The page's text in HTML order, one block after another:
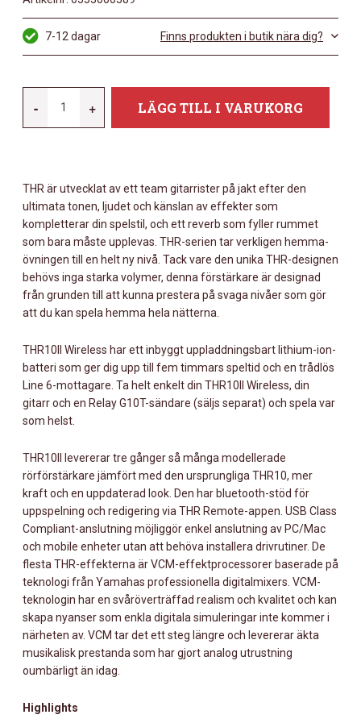
7-12 dagar Finns produkten i butik nära dig?
-
THR10II
+ LÄGG TILL I VARUKORG
THR är utvecklat av ett team gitarrister på jakt efter den
ultimata tonen, ljudet och känslan av effekter som
kompletterar din spelstil, och ett reverb som fyller rummet
som bara måste upplevas. THR-serien tar verkligen hemma-
övningen till en helt ny nivå. Tack vare den unika THR-designen
behövs inga starka volymer, denna förstärkare är designad
från grunden till att kunna prestera på svaga nivåer som gör
att du kan spela hemma hela nätterna.
THR10II Wireless har ett inbyggt uppladdningsbart lithium-ion-
batteri som ger dig upp till fem timmars speltid och en trådlös
Line 6-mottagare. Ta helt enkelt din THR10II Wireless, din
gitarr och en Relay G10T-sändare (säljs separat) och spela var
som helst.
THR10II levererar tre gånger så många modellerade
rörförstärkare jämfört med den ursprungliga THR10, mer
kraft och en uppdaterad look. Den har bluetooth-stöd för
uppspelning och redigering via THR Remote-appen. USB Class
Compliant-anslutning möjliggör enkel anslutning av PC/Mac
och mobile enheter utan att behöva installera drivrutiner. De
flesta THR-effekterna är VCM-effektprocessorer baserade på
teknologi från Yamahas professionella digitalmixers. VCM-
teknologin har en svåröverträffad realism och kvalitet och kan
skapa nyanser som enkla digitala simuleringar inte kommer i
närheten av. VCM tar det ett steg längre och levererar äkta
musikalisk prestanda som har gjort analog utrustning
oumbärligt än idag.
Highlights